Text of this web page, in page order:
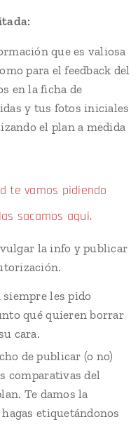
que es valiosa
para el feedback del
en la ficha de
y tus fotos iniciales
el plan a medida
te vamos pidiendo
sacamos aqui.
la info y publicar
les pido
qué quieren borrar
cara.
de publicar (o no)
comparativas del
Te damos la
etiquetándonos